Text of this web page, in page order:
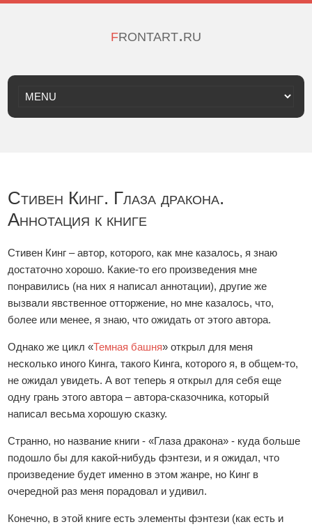
frontart.ru
Стивен Кинг. Глаза дракона.
Аннотация к книге
Стивен Кинг – автор, которого, как мне казалось, я знаю
достаточно хорошо. Какие-то его произведения мне
понравились (на них я написал аннотации), другие же
вызвали явственное отторжение, но мне казалось, что,
более или менее, я знаю, что ожидать от этого автора.
Однако же цикл «Темная башня» открыл для меня
несколько иного Кинга, такого Кинга, которого я, в общем-то,
не ожидал увидеть. А вот теперь я открыл для себя еще
одну грань этого автора – автора-сказочника, который
написал весьма хорошую сказку.
Странно, но название книги - «Глаза дракона» - куда больше
подошло бы для какой-нибудь фэнтези, и я ожидал, что
произведение будет именно в этом жанре, но Кинг в
очередной раз меня порадовал и удивил.
Конечно, в этой книге есть элементы фэнтези (как есть и